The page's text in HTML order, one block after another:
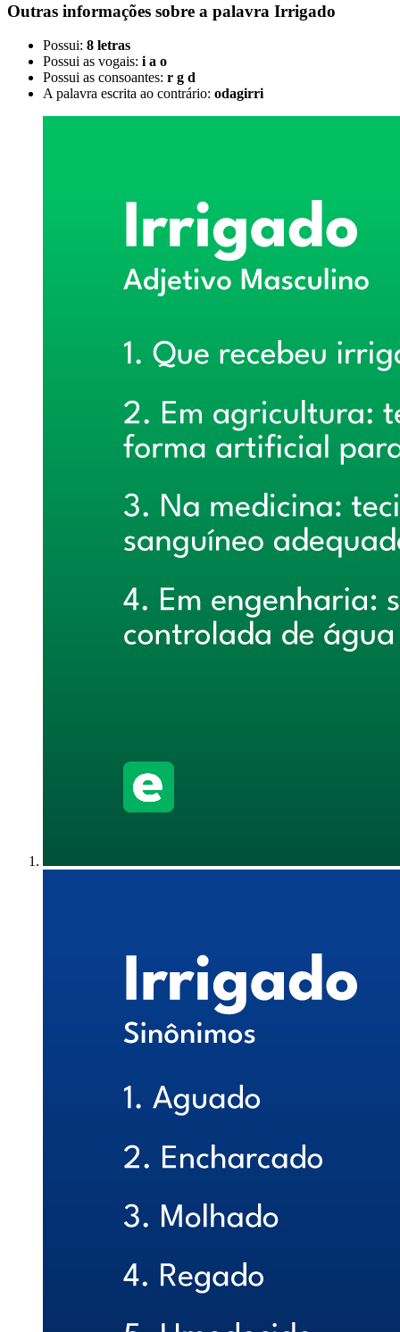
Outras informações sobre a palavra Irrigado
Possui: 8 letras
Possui as vogais: i a o
Possui as consoantes: r g d
A palavra escrita ao contrário: odagirri